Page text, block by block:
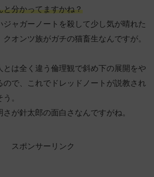
と分かってますかね？
ジャガーノートを殺して少し気が晴れた
クオンツ族がガチの猫畜生なんですが。
とは全く違う倫理観で斜め下の展開をや
ので、これでドレッドノートが説教され
。
さが針太郎の面白さなんですがね。
スポンサーリンク